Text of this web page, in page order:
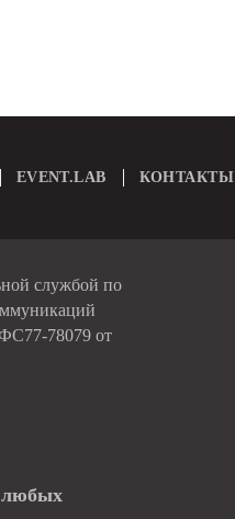
EVENT.LAB КОНТАКТЫ
службой по
78079 от
любых